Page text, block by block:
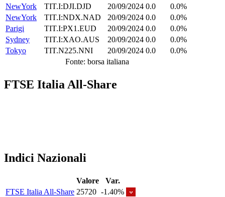
NewYork
TIT.I:DJI.DJD 20/09/2024 0.0
0.0%
NewYork
TIT.I:NDX.NAD 20/09/2024 0.0
0.0%
Parigi
TIT.I:PX1.EUD 20/09/2024 0.0
0.0%
Sydney
TIT.I:XAO.AUS 20/09/2024 0.0
0.0%
Tokyo
TIT.N225.NNI 20/09/2024 0.0
0.0%
Fonte: borsa italiana
FTSE Italia All-Share
Indici Nazionali
Valore
Var.
FTSE Italia All-Share 25720 -1.40%